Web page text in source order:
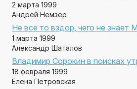
2 марта 1999
Андрей Немзер
Не все то вздор, чего не знает
1 марта 1999
Александр Шаталов
Владимир Сорокин в поисках
18 февраля 1999
Елена Петровская